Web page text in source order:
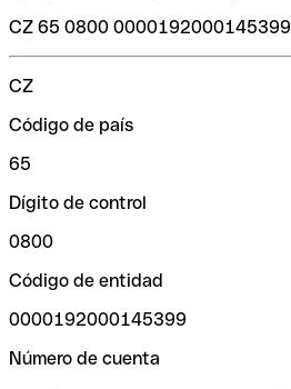
CZ 65 0800 0000192000145399
CZ
Código de país
65
Dígito de control
0800
Código de entidad
0000192000145399
Número de cuenta